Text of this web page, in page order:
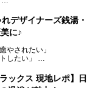
絵はそのまま、昔からここ
運んでくれる人にも愛され
変わりました。洞窟のよ
ポットも併せて紹介しま
本の入浴料が銭湯価格の5
デザイナーズ銭湯・
に♪
やされたい」
したい」
湯です。
ックス 現地レポ】日